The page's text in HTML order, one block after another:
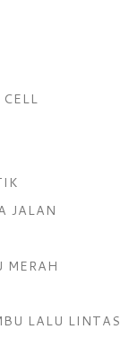
JALAN
MERAH
LALU LINTAS